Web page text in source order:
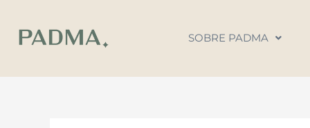
contenido
SOBRE PADMA